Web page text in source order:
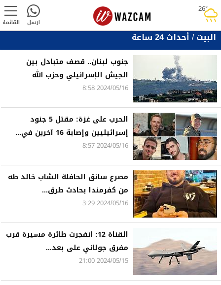
26°rainy القائمة ارسل
البيت/أحداث 24 ساعة
جنوب لبنان.. قصف متبادل بين
الجيش الإسرائيلي وحزب الله
2024/05/16 8:58
الحرب على غزة: مقتل 5 جنود
إسرائيليين وإصابة 16 آخرين في...
2024/05/16 8:57
مصرع سائق الحافلة الشاب خالد طه
من كفرمندا بحادث طرق...
2024/05/16 3:29
القناة 12: انفجرت طائرة مسيرة قرب
مفرق جولاني على بعد...
2024/05/15 21:00